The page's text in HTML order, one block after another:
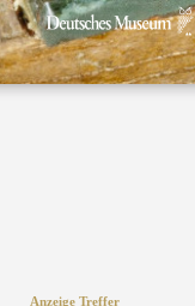
Anzeige Treffer